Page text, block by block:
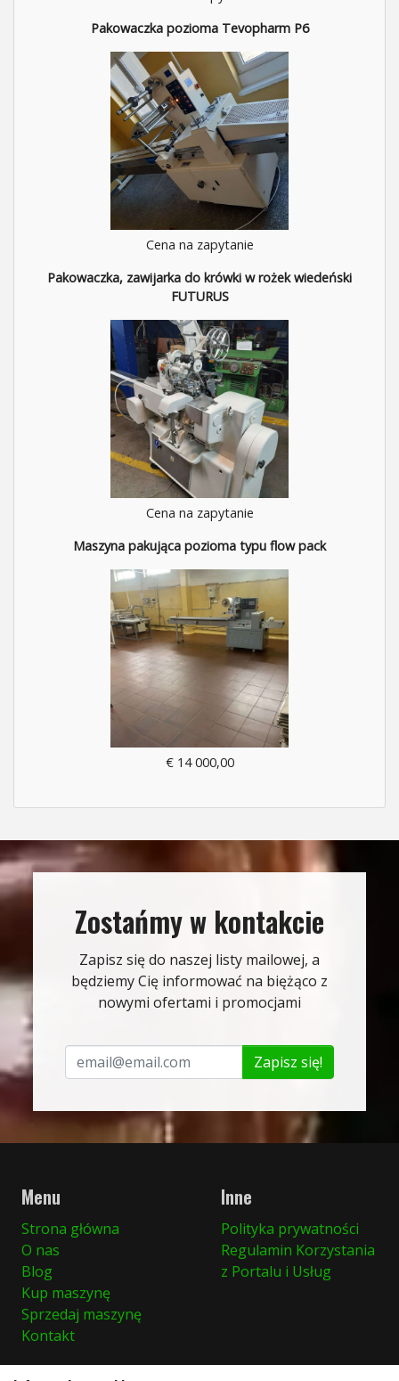
Pakowaczka pozioma Tevopharm P6
Cena na zapytanie
Pakowaczka, zawijarka do krówki w rożek wiedeński
FUTURUS
Cena na zapytanie
Maszyna pakująca pozioma typu flow pack
€ 14 000,00
Zostańmy w kontakcie
Zapisz się do naszej listy mailowej, a
będziemy Cię informować na biężąco z
nowymi ofertami i promocjami
Zapisz się!
Menu
Strona główna
O nas
Blog
Kup maszynę
Sprzedaj maszynę
Kontakt
Inne
Polityka prywatności
Regulamin Korzystania
z Portalu i Usług